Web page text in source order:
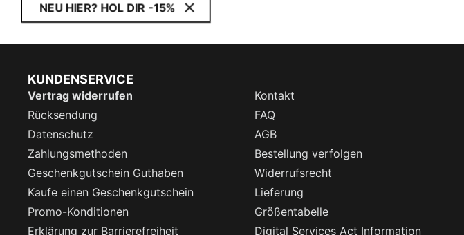
NEU HIER? HOL DIR -15%
KUNDENSERVICE
Vertrag widerrufen
Kontakt
Rücksendung
FAQ
Datenschutz
AGB
Zahlungsmethoden
Bestellung verfolgen
Geschenkgutschein Guthaben
Widerrufsrecht
Kaufe einen Geschenkgutschein
Lieferung
Promo-Konditionen
Größentabelle
Erklärung zur Barrierefreiheit
Digital Services Act Information